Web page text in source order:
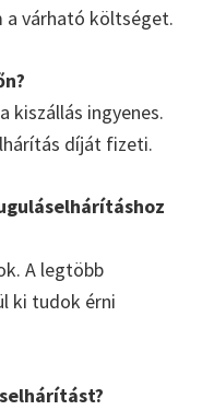
a várható költséget.
kiszállás ingyenes.
díját fizeti.
A legtöbb
ki tudok érni